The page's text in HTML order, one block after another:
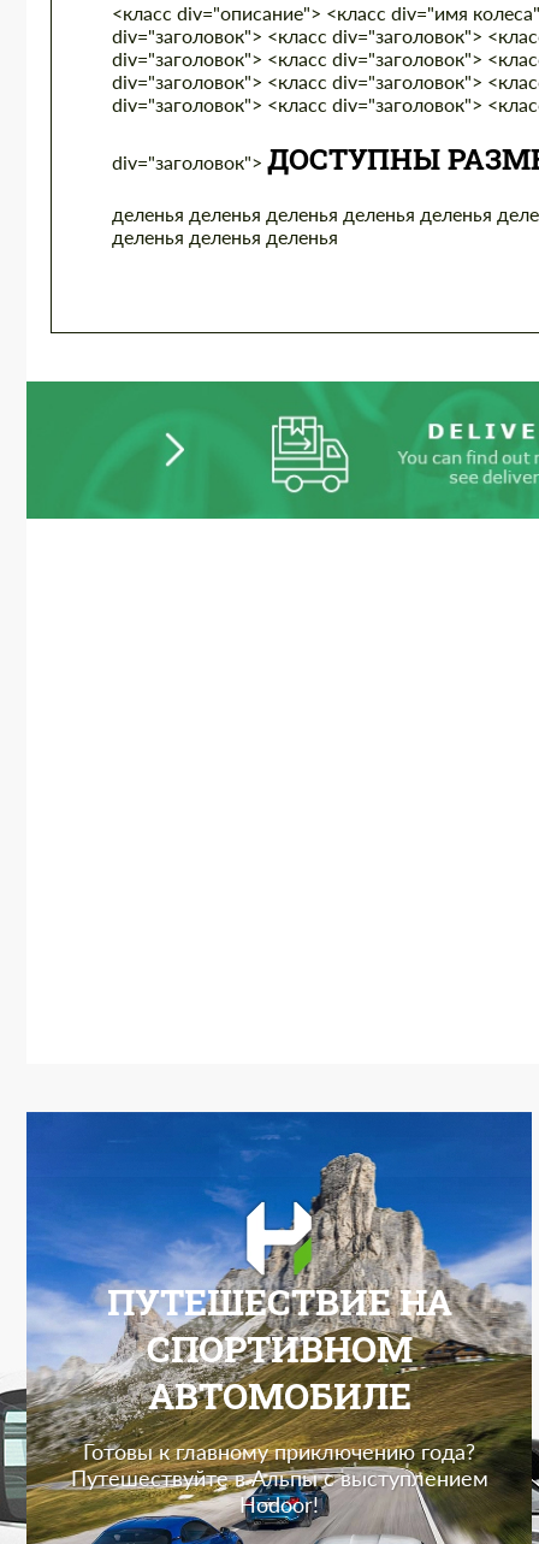
<класс div="описание"> <класс div="имя
div="заголовок"> <класс div="заголовок">
div="заголовок"> <класс div="заголовок">
div="заголовок"> <класс div="заголовок">
div="заголовок"> <класс div="заголовок">
div="заголовок"> ДОСТУПНЫ
деленья деленья деленья деленья деленья
деленья деленья деленья
ПУТЕШЕСТВИЕ НА
СПОРТИВНОМ
АВТОМОБИЛЕ
Готовы к главному приключению года?
Путешествуйте в Альпы с выступлением
Hodoor!